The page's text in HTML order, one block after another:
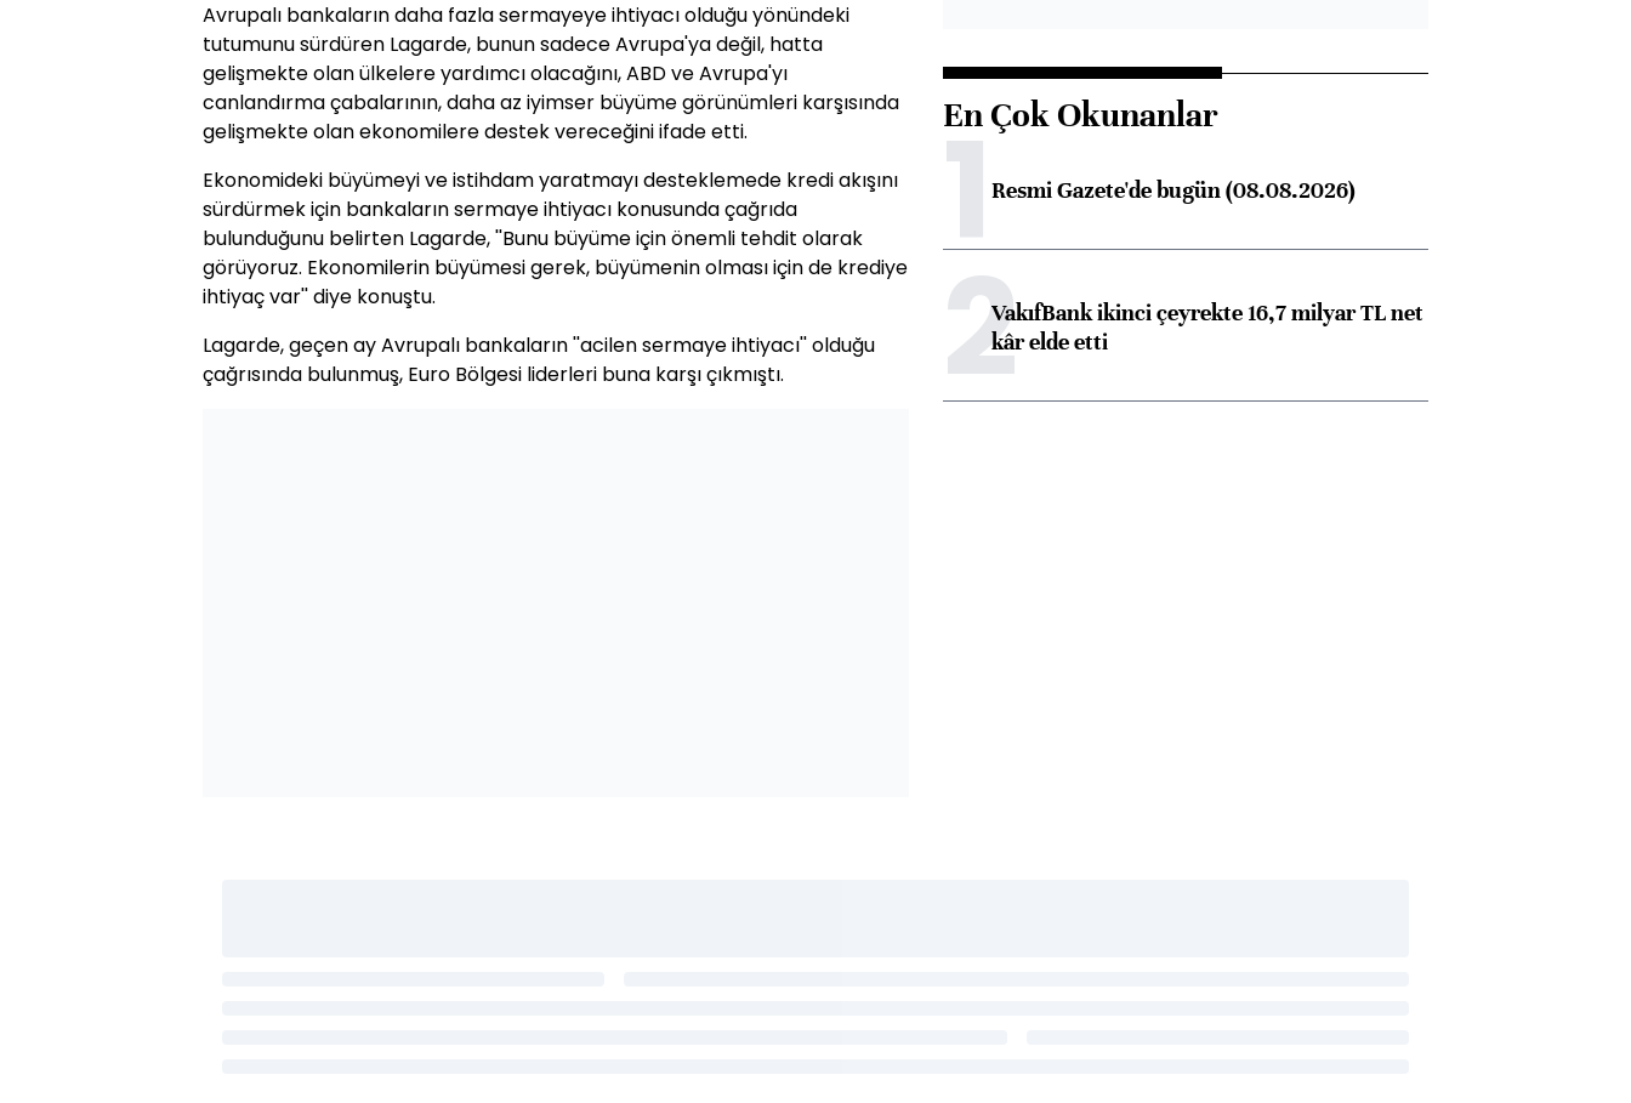
Avrupalı bankaların daha fazla sermayeye ihtiyacı olduğu yönündeki
tutumunu sürdüren Lagarde, bunun sadece Avrupa'ya değil, hatta
gelişmekte olan ülkelere yardımcı olacağını,ABDve Avrupa'yı
canlandırma çabalarının, daha az iyimser büyüme görünümleri karşısında
gelişmekte olan ekonomilere destek vereceğini ifade etti.
Ekonomideki büyümeyi ve istihdam yaratmayı desteklemede kredi akışını
sürdürmek için bankaların sermaye ihtiyacı konusunda çağrıda
bulunduğunu belirten Lagarde, ''Bunu büyüme için önemli tehdit olarak
görüyoruz. Ekonomilerin büyümesi gerek, büyümenin olması için de krediye
ihtiyaç var'' diye konuştu.
Lagarde, geçen ay Avrupalı bankaların ''acilen sermaye ihtiyacı'' olduğu
çağrısında bulunmuş, Euro Bölgesi liderleri buna karşı çıkmıştı.
En Çok Okunanlar
1Resmi Gazete'de bugün (08.08.2026)
2VakıfBank ikinci çeyrekte 16,7 milyar TL net
kâr elde etti